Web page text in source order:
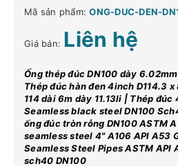
Mã sản phẩm: ONG-DUC-DEN-
Giá bán: Liên hệ
Ống thép đúc DN100 dày
Thép đúc hàn đen 4inch D114.3
114 dài 6m dày 11.13li | Thép đúc
Seamless black steel DN100
ống đúc tròn rỗng DN100 ASTM
seamless steel 4" A106 API A53
Seamless Steel Pipes ASTM API
sch40 DN100